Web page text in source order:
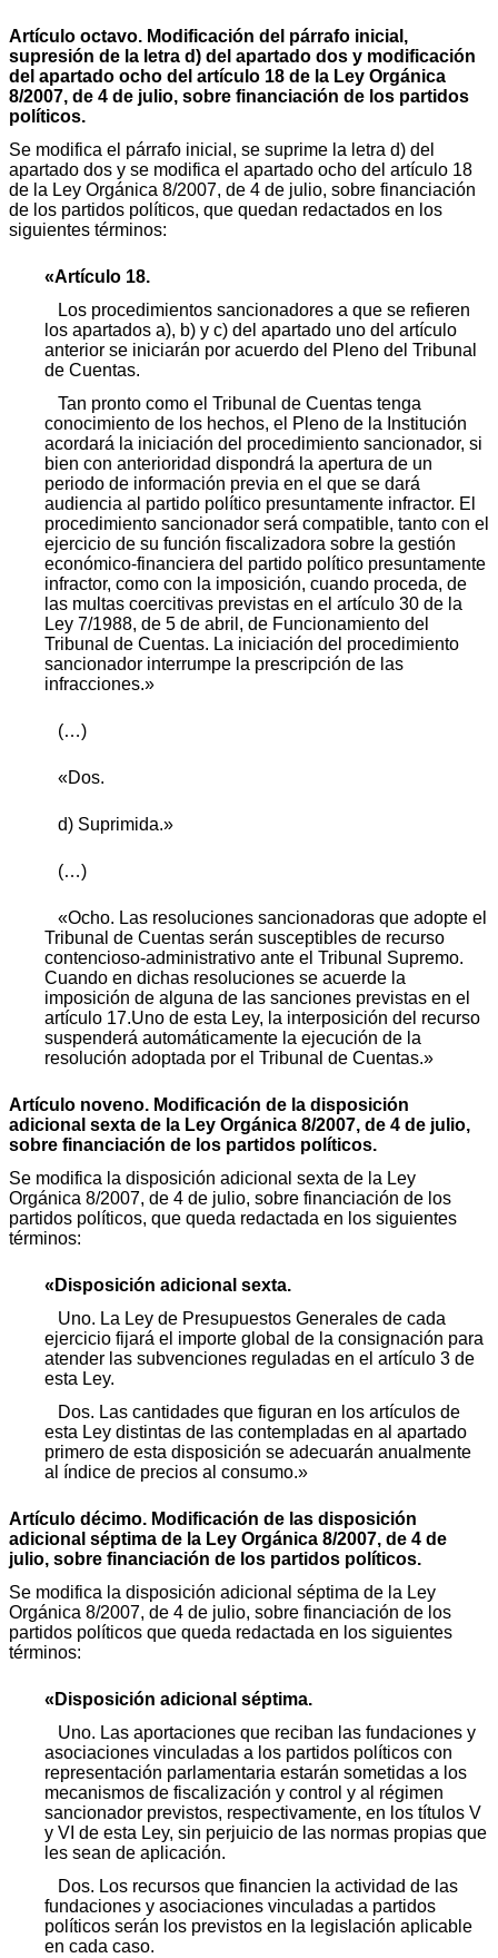
Artículo octavo. Modificación del párrafo inicial,
supresión de la letra d) del apartado dos y modificación
del apartado ocho del artículo 18 de la Ley Orgánica
8/2007, de 4 de julio, sobre financiación de los partidos
políticos.
Se modifica el párrafo inicial, se suprime la letra d) del
apartado dos y se modifica el apartado ocho del artículo 18
de la Ley Orgánica 8/2007, de 4 de julio, sobre financiación
de los partidos políticos, que quedan redactados en los
siguientes términos:
«Artículo 18.
Los procedimientos sancionadores a que se refieren
los apartados a), b) y c) del apartado uno del artículo
anterior se iniciarán por acuerdo del Pleno del Tribunal
de Cuentas.
Tan pronto como el Tribunal de Cuentas tenga
conocimiento de los hechos, el Pleno de la Institución
acordará la iniciación del procedimiento sancionador, si
bien con anterioridad dispondrá la apertura de un
periodo de información previa en el que se dará
audiencia al partido político presuntamente infractor. El
procedimiento sancionador será compatible, tanto con el
ejercicio de su función fiscalizadora sobre la gestión
económico-financiera del partido político presuntamente
infractor, como con la imposición, cuando proceda, de
las multas coercitivas previstas en el artículo 30 de la
Ley 7/1988, de 5 de abril, de Funcionamiento del
Tribunal de Cuentas. La iniciación del procedimiento
sancionador interrumpe la prescripción de las
infracciones.»
(…)
«Dos.
d) Suprimida.»
(…)
«Ocho. Las resoluciones sancionadoras que adopte el
Tribunal de Cuentas serán susceptibles de recurso
contencioso-administrativo ante el Tribunal Supremo.
Cuando en dichas resoluciones se acuerde la
imposición de alguna de las sanciones previstas en el
artículo 17.Uno de esta Ley, la interposición del recurso
suspenderá automáticamente la ejecución de la
resolución adoptada por el Tribunal de Cuentas.»
Artículo noveno. Modificación de la disposición
adicional sexta de la Ley Orgánica 8/2007, de 4 de julio,
sobre financiación de los partidos políticos.
Se modifica la disposición adicional sexta de la Ley
Orgánica 8/2007, de 4 de julio, sobre financiación de los
partidos políticos, que queda redactada en los siguientes
términos:
«Disposición adicional sexta.
Uno. La Ley de Presupuestos Generales de cada
ejercicio fijará el importe global de la consignación para
atender las subvenciones reguladas en el artículo 3 de
esta Ley.
Dos. Las cantidades que figuran en los artículos de
esta Ley distintas de las contempladas en al apartado
primero de esta disposición se adecuarán anualmente
al índice de precios al consumo.»
Artículo décimo. Modificación de las disposición
adicional séptima de la Ley Orgánica 8/2007, de 4 de
julio, sobre financiación de los partidos políticos.
Se modifica la disposición adicional séptima de la Ley
Orgánica 8/2007, de 4 de julio, sobre financiación de los
partidos políticos que queda redactada en los siguientes
términos:
«Disposición adicional séptima.
Uno. Las aportaciones que reciban las fundaciones y
asociaciones vinculadas a los partidos políticos con
representación parlamentaria estarán sometidas a los
mecanismos de fiscalización y control y al régimen
sancionador previstos, respectivamente, en los títulos V
y VI de esta Ley, sin perjuicio de las normas propias que
les sean de aplicación.
Dos. Los recursos que financien la actividad de las
fundaciones y asociaciones vinculadas a partidos
políticos serán los previstos en la legislación aplicable
en cada caso.